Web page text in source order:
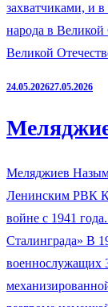
захватчиками, и
народа в Великой
Великой
24.05.202627.05.2026
Меляджиев
Ленинским РВК
войне с 1941
Сталинграда» В
военнослужащих